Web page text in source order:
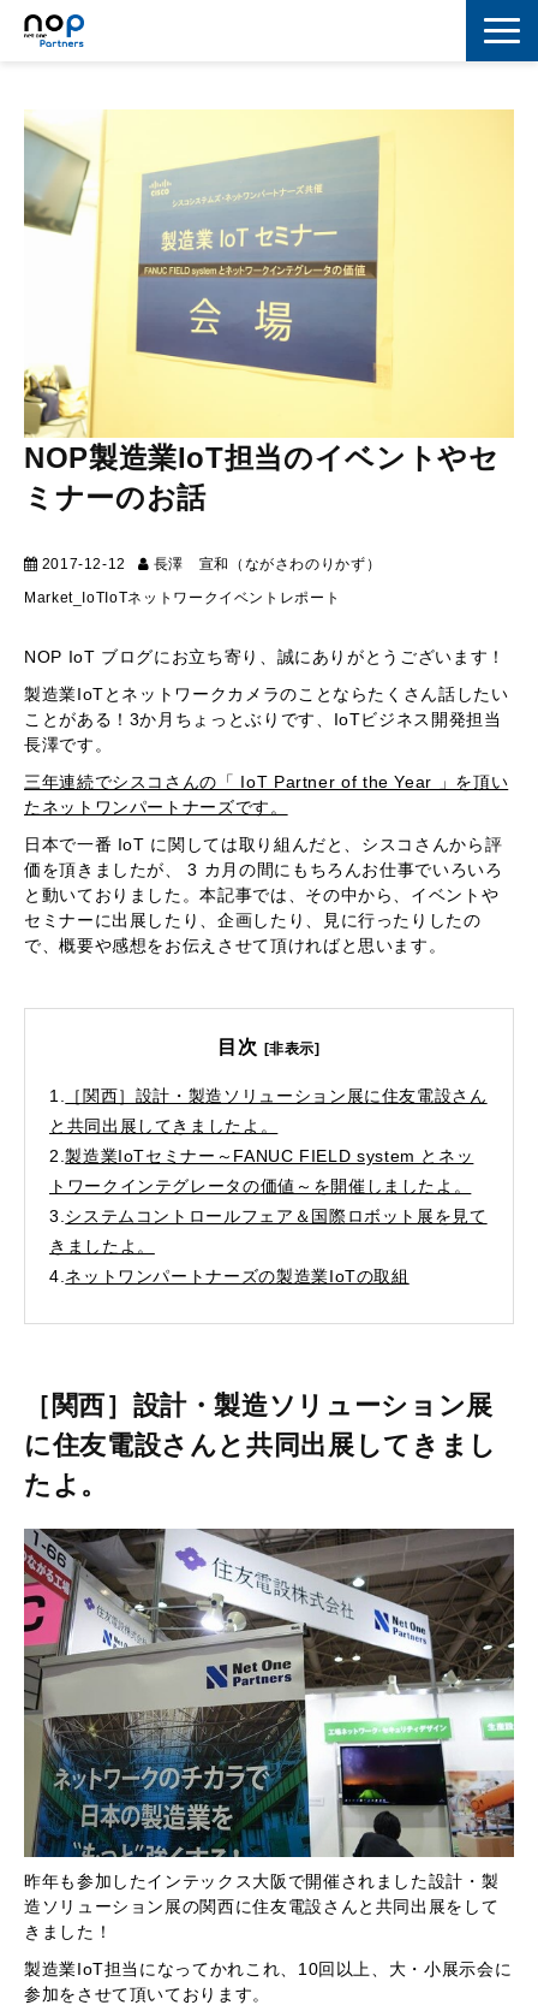
マーケティング
セキュリティ
コラボレーション
スキルアップ
NOP製造業IoT担当のイベントやセ
ミナーのお話
2017-12-12 長澤 宣和（ながさわのりかず）
Market_IoTIoTネットワーク イベントレポート
NOP IoT ブログにお立ち寄り、誠にありがとうございます！
製造業IoTとネットワークカメラのことならたくさん話したい
ことがある！3か月ちょっとぶりです、IoTビジネス開発担当
長澤です。
三年連続でシスコさんの「 IoT Partner of the Year 」を頂い
たネットワンパートナーズです。
日本で一番 IoT に関しては取り組んだと、シスコさんから評
価を頂きましたが、 3 カ月の間にもちろんお仕事でいろいろ
と動いておりました。本記事では、その中から、イベントや
セミナーに出展したり、企画したり、見に行ったりしたの
で、概要や感想をお伝えさせて頂ければと思います。
目次 [非表示]
1.
［関西］設計・製造ソリューション展に住友電設さん
と共同出展してきましたよ。
2.製造業IoTセミナー～FANUC FIELD system とネッ
トワークインテグレータの価値～を開催しましたよ。
3. システムコントロールフェア＆国際ロボット展を見て
きましたよ。
4. ネットワンパートナーズの製造業IoTの取組
［関西］設計・製造ソリューション展
に住友電設さんと共同出展してきまし
たよ。
昨年も参加したインテックス大阪で開催されました設計・製
造ソリューション展の関西に住友電設さんと共同出展をして
きました！
製造業IoT担当になってかれこれ、10回以上、大・小展示会に
参加をさせて頂いております。